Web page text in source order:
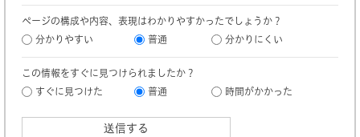
ページの構成や内容、表現はわかりやすかったでしょうか？
分かりやすい
普通 分かりにくい
この情報をすぐに見つけられましたか？
すぐに見つけた
普通 時間がかかった